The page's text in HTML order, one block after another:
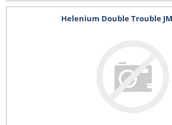
Helenium Double Trouble